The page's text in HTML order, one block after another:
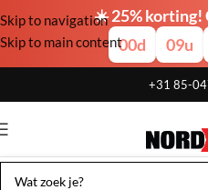
☀️ 25% korting!
00d 09u
Skip to navigation
Skip to main content
+31 85-